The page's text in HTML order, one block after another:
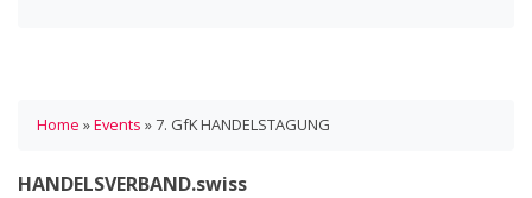
Home »Events » 7. GfK HANDELSTAGUNG
HANDELSVERBAND.swiss